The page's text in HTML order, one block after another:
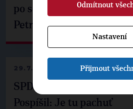
po setkání s prezidentem
Petrem Pavlem
29.7.2026
SPD už není ve zprávě o
Pospíšil: Je tu pachuť
Odmítnout
Nastavení
Přijmout